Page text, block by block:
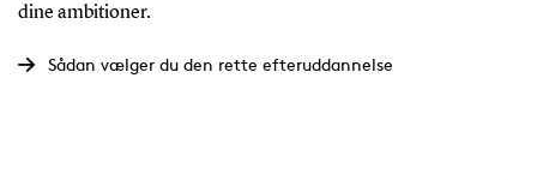
dine ambitioner.
Sådan vælger du den rette efteruddannelse